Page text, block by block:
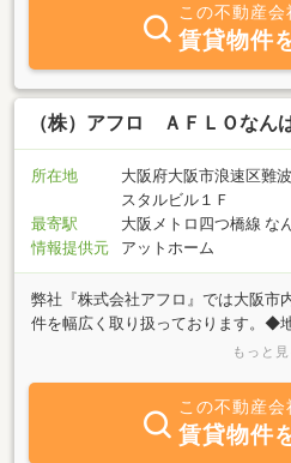
この不動産会
賃貸物件
（株）アフロ ＡＦＬＯなん
所在地
大阪府大阪市浪速区難
スタルビル１Ｆ
最寄駅
大阪メトロ四つ橋線 な
情報提供元
アットホーム
弊社『株式会社アフロ』では大阪市
件を幅広く取り扱っております。◆
━━━━━━━━━━━━━━━━━オリ
ー/パートナー企業として、地域に
ご提供しております。◆アフターフ
━━━━━━━━━━━━━━━━━ご契
もっと見
この不動産会
賃貸物件